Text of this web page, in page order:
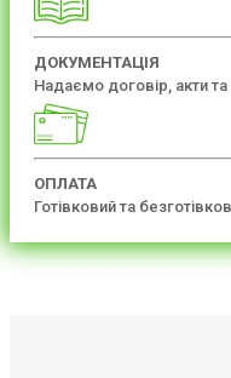
ДОКУМЕНТАЦІЯ
Надаємо договір, акти
ОПЛАТА
Готівковий та